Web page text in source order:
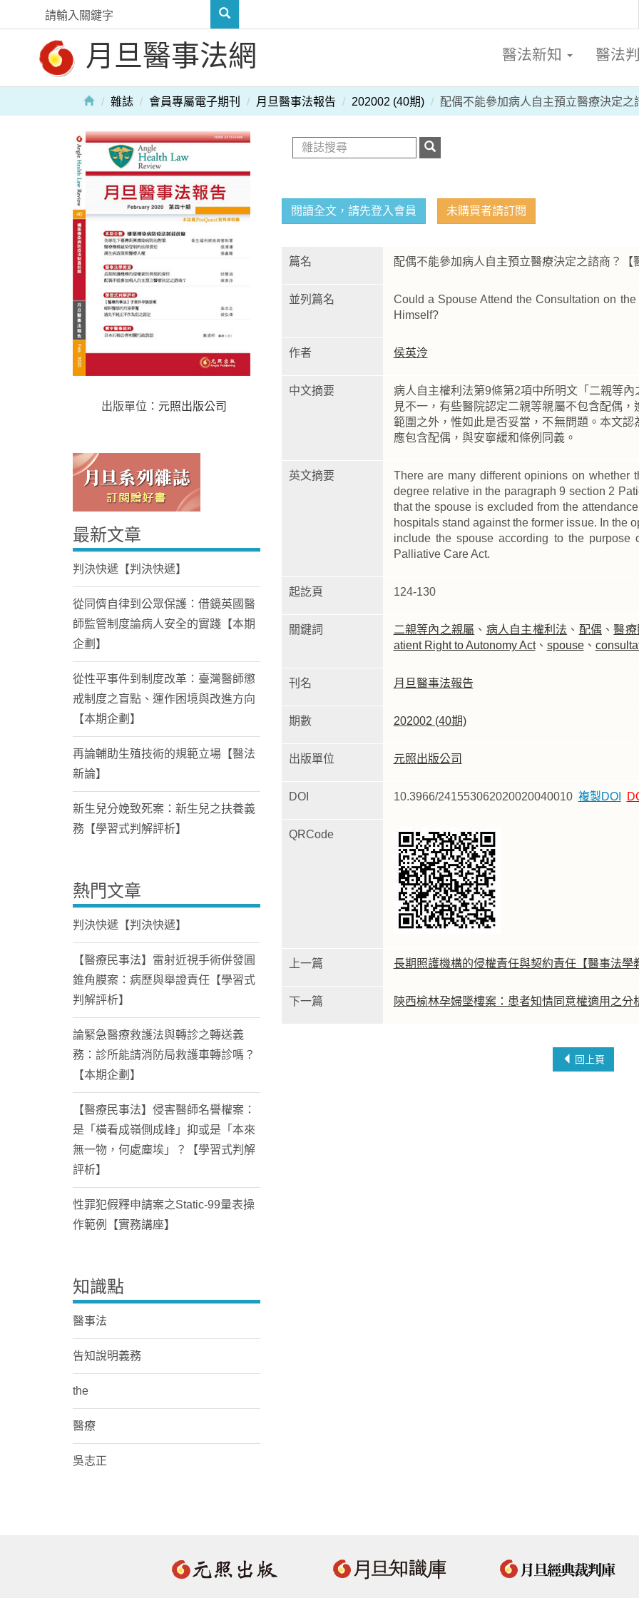
月旦醫事法網 醫法新知 醫法
Home
雜誌 會員專屬電子期刊 月旦醫事法報告 202002 (40期) 配偶不能參加病人自主預立醫療決定之
閱讀全文，請先登入會員 未購買者請訂閱
篇名 配偶不能參加病人自主預立醫療決定之諮商？【
並列篇名
Could a Spouse Attend the Consultation on
Himself?
作者 侯英泠
中文摘要
病人自主權利法第9條第2項中所明文「二親等
見不一，有些醫院認定二親等親屬不包含配偶
範圍之外，惟如此是否妥當，不無問題。本文
應包含配偶，與安寧緩和條例同義。
英文摘要
There are many different opinions on whether
degree relative in the paragraph 9 section 2
that the spouse is excluded from the
hospitals stand against the former issue. In the
include the spouse according to the
Palliative Care Act.
起訖頁 124-130
關鍵詞 二親等內之親屬 、 病人自主權利法 、 配偶 、醫療
atient Right to Autonomy Act、 spouse、
刊名 月旦醫事法報告
期數 202002 (40期)
出版單位 元照出版公司
DOI 10.3966/241553062020020040010 複製DOI
QRCode
上一篇 長期照護機構的侵權責任與契約責任【醫事法學
下一篇 陝西榆林孕婦墜樓案：患者知情同意權適用之分
回上頁
出版單位： 元照出版公司
最新文章
判決快遞【判決快遞】
從同儕自律到公眾保護：借鏡英國醫
師監管制度論病人安全的實踐【本期
企劃】
從性平事件到制度改革：臺灣醫師懲
戒制度之盲點、運作困境與改進方向
【本期企劃】
再論輔助生殖技術的規範立場【醫法
新論】
新生兒分娩致死案：新生兒之扶養義
務【學習式判解評析】
熱門文章
判決快遞【判決快遞】
【醫療民事法】雷射近視手術併發圓
錐角膜案：病歷與舉證責任【學習式
判解評析】
論緊急醫療救護法與轉診之轉送義
務：診所能請消防局救護車轉診嗎？
【本期企劃】
【醫療民事法】侵害醫師名譽權案：
是「橫看成嶺側成峰」抑或是「本來
無一物，何處塵埃」？【學習式判解
評析】
性罪犯假釋申請案之Static-99量表操
作範例【實務講座】
知識點
醫事法
告知說明義務
the
醫療
吳志正